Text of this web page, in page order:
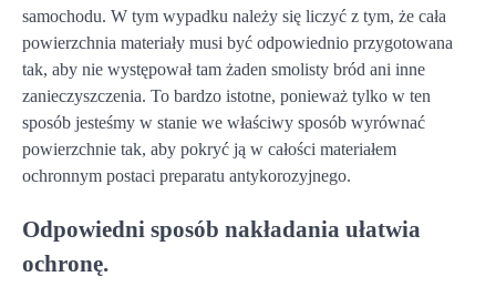
samochodu. W tym wypadku należy się liczyć z tym, że cała
powierzchnia materiały musi być odpowiednio przygotowana
tak, aby nie występował tam żaden smolisty bród ani inne
zanieczyszczenia. To bardzo istotne, ponieważ tylko w ten
sposób jesteśmy w stanie we właściwy sposób wyrównać
powierzchnie tak, aby pokryć ją w całości materiałem
ochronnym postaci preparatu antykorozyjnego.
Odpowiedni sposób nakładania ułatwia
ochronę.